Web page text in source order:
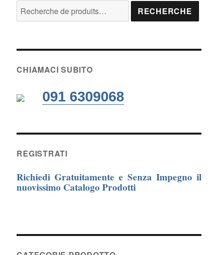
Recherche
pour :
RECHERCHE
CHIAMACI SUBITO
091 6309068
REGISTRATI
Richiedi Gratuitamente e Senza Impegno il
nuovissimo Catalogo Prodotti